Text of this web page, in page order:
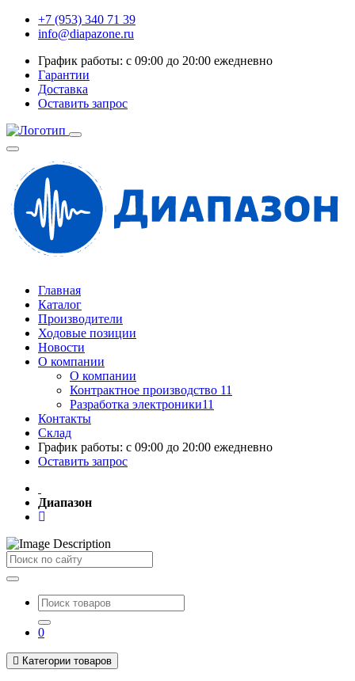
+7 (953) 340 71 39
info@diapazone.ru
График работы: с 09:00 до 20:00 ежедневно
Гарантии
Доставка
Оставить запрос
Главная
Каталог
Производители
Ходовые позиции
Новости
О компании
О компании
Контрактное производство 11
Разработка электроники11
Контакты
Склад
График работы: с 09:00 до 20:00 ежедневно
Оставить запрос
Диапазон
Поиск
0
Категории товаров